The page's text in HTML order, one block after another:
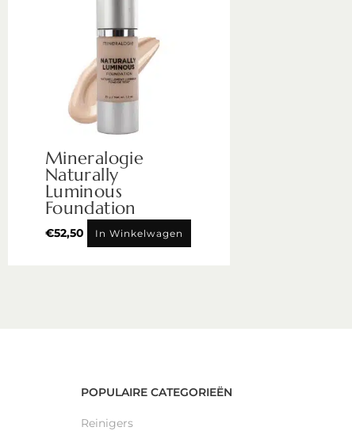
Mineralogie
Naturally
Luminous
Foundation
€52,50 In Winkelwagen
POPULAIRE CATEGORIEËN
Reinigers